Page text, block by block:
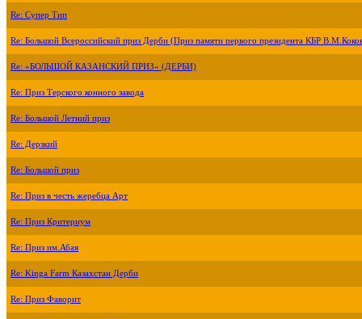
Re: Супер Тип
Re: Большой Всероссийский приз Дерби (Приз памяти первого президента КБР
Re: «БОЛЬШОЙ КАЗАНСКИЙ ПРИЗ» (ДЕРБИ)
Re: Приз Терского конного завода
Re: Большой Летний приз
Re: Дерзкий
Re: Большой приз
Re: Приз в честь жеребца Арт
Re: Приз Критериум
Re: Приз им.Абая
Re: Kinga Farm Казахстан Дерби
Re: Приз Фаворит